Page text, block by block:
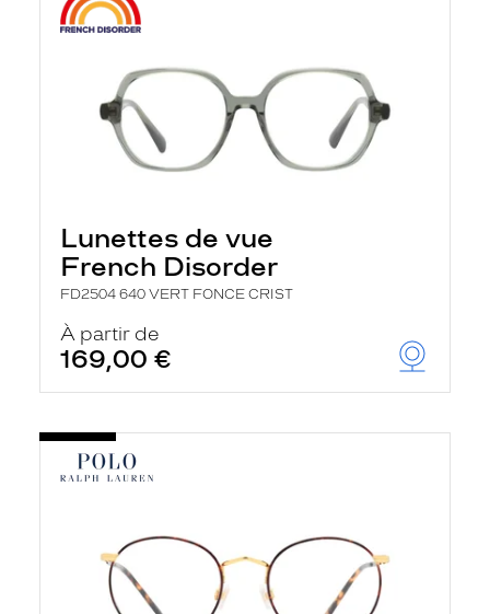
Lunettes de vue
French Disorder
FD2504 640 VERT FONCE CRIST
À partir de
169,00 €